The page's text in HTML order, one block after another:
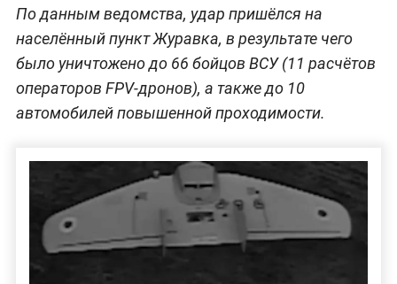
По данным ведомства, удар пришёлся на
населённый пункт Журавка, в результате чего
было уничтожено до 66 бойцов ВСУ (11 расчётов
операторов FPV-дронов), а также до 10
автомобилей повышенной проходимости.